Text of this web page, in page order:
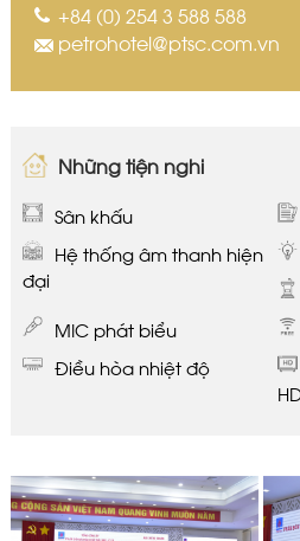
+84 (0) 254 3 588 588
petrohotel@ptsc.com.vn
Những tiện nghi
Sân khấu
Hệ thống âm thanh hiện
đại
MIC phát biểu
Điều hòa nhiệt độ